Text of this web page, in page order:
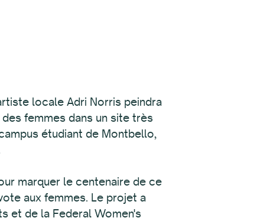
locale Adri Norris peindra
femmes dans un site très
étudiant de Montbello,
marquer le centenaire de ce
aux femmes. Le projet a
et de la Federal Women's